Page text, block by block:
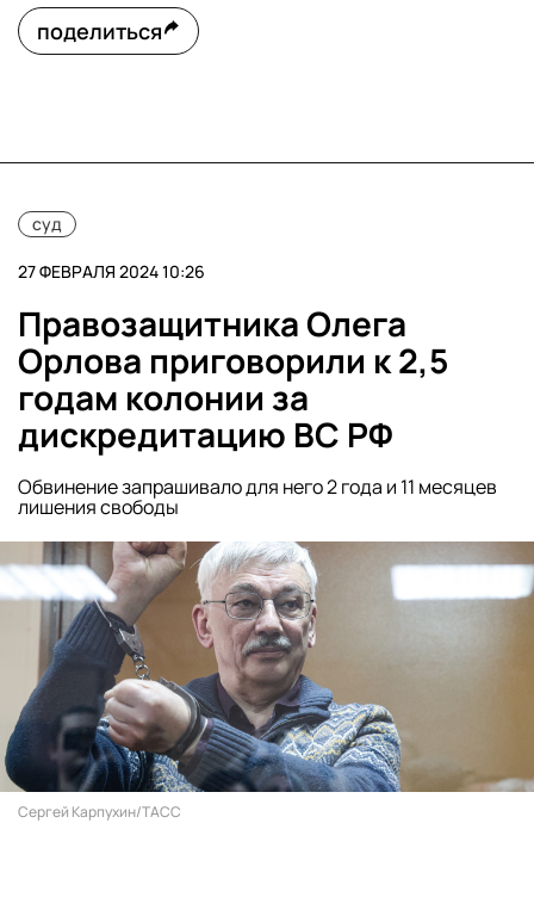
поделиться
суд
27 ФЕВРАЛЯ 2024 10:26
Правозащитника Олега
Орлова приговорили к 2,5
годам колонии за
дискредитацию ВС РФ
Обвинение запрашивало для него 2 года и 11 месяцев
лишения свободы
Сергей Карпухин/ТАСС